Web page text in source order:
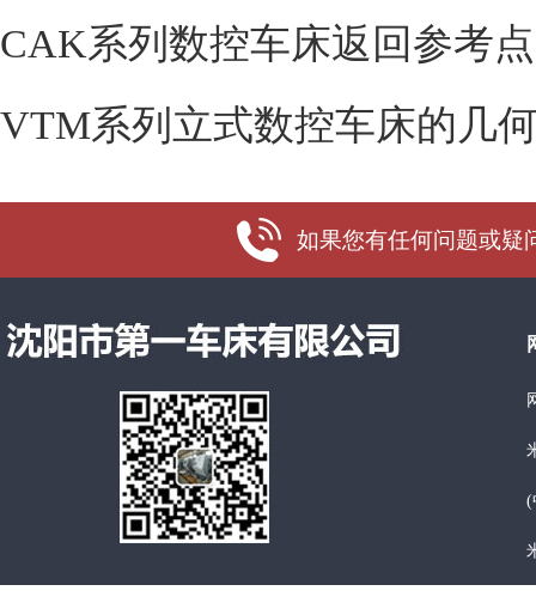
CAK系列数控车床返回参考
VTM系列立式数控车床的几
如果您有任何问题或疑
(